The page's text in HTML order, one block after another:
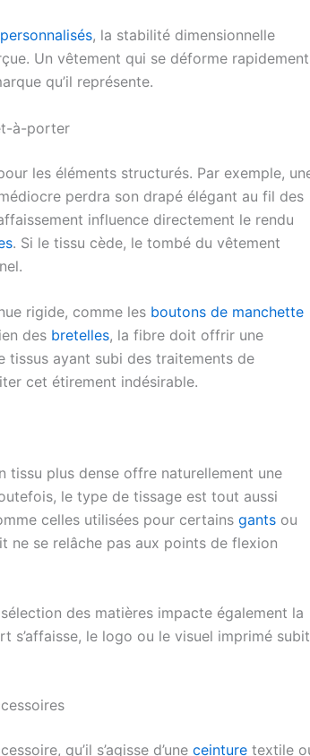
, la stabilité dimensionnelle
Un vêtement qui se déforme rapidement
qu’il représente.
à-porter
les éléments structurés. Par exemple,
perdra son drapé élégant au fil des
influence directement le rendu
. Si le tissu cède, le tombé du vêtement
rigide, comme les boutons de manchette
des bretelles, la fibre doit offrir une
tissus ayant subi des traitements de
cet étirement indésirable.
tissu plus dense offre naturellement une
le type de tissage est tout aussi
celles utilisées pour certains gants ou
ne se relâche pas aux points de flexion
des matières impacte également la
s’affaisse, le logo ou le visuel imprimé subit
qu’il s’agisse d’une ceinture textile